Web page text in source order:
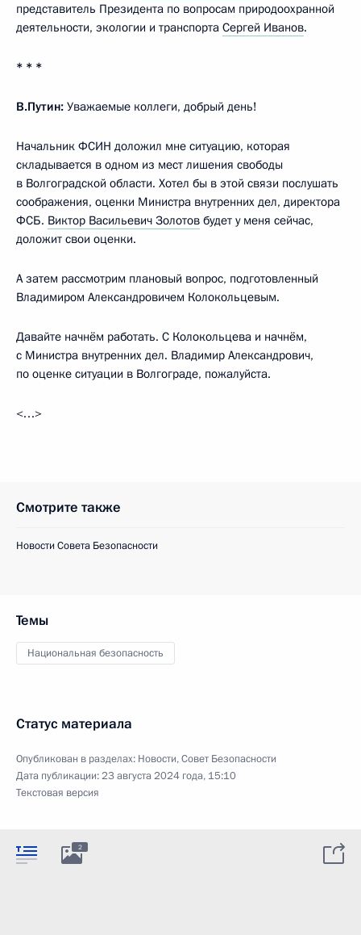
представитель Президента по вопросам природоохранной
деятельности, экологии и транспорта Сергей Иванов.
* * *
В.Путин: Уважаемые коллеги, добрый день!
Начальник ФСИН доложил мне ситуацию, которая
складывается в одном из мест лишения свободы
в Волгоградской области. Хотел бы в этой связи послушать
соображения, оценки Министра внутренних дел, директора
ФСБ. Виктор Васильевич Золотов будет у меня сейчас,
доложит свои оценки.
А затем рассмотрим плановый вопрос, подготовленный
Владимиром Александровичем Колокольцевым.
Давайте начнём работать. С Колокольцева и начнём,
с Министра внутренних дел. Владимир Александрович,
по оценке ситуации в Волгограде, пожалуйста.
<…>
Смотрите также
Новости Совета Безопасности
Темы
Национальная безопасность
Статус материала
Опубликован в разделах: Новости,Совет Безопасности
Дата публикации:23 августа 2024 года, 15:10
Текстовая версия
2